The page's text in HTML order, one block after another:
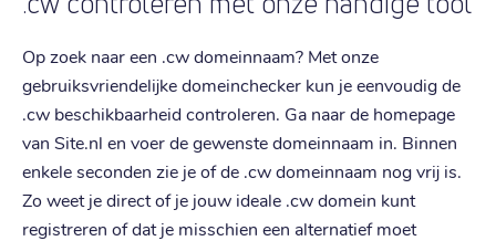
Op zoek naar een .cw domeinnaam? Met onze
gebruiksvriendelijke domeinchecker kun je eenvoudig de
.cw beschikbaarheid controleren. Ga naar de homepage
van Site.nl en voer de gewenste domeinnaam in. Binnen
enkele seconden zie je of de .cw domeinnaam nog vrij is.
Zo weet je direct of je jouw ideale .cw domein kunt
registreren of dat je misschien een alternatief moet